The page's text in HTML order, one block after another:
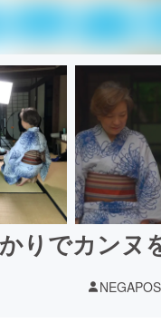
りでカンヌ